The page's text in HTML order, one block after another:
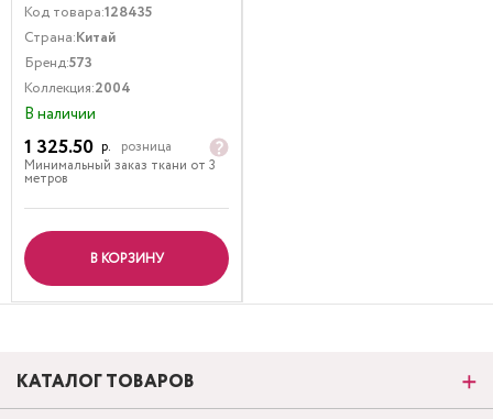
Код товара:128435
Страна:Китай
Бренд:573
Коллекция:2004
В наличии
1 325.50 р.
розница
Минимальный заказ ткани от 3
метров
В КОРЗИНУ
КАТАЛОГ ТОВАРОВ